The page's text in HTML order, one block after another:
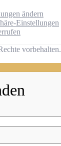
ändern
Einstellungen
vorbehalten.